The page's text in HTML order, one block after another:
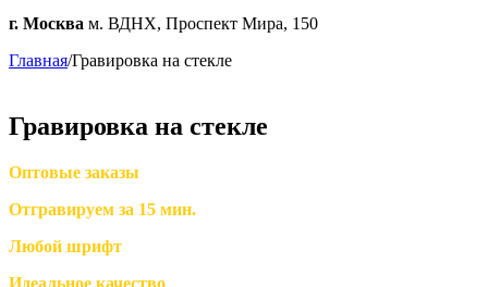
г. Москва м. ВДНХ, Проспект Мира, 150
Главная/Гравировка на стекле
Гравировка на стекле
Оптовые заказы
Отгравируем за 15 мин.
Любой шрифт
Идеальное качество